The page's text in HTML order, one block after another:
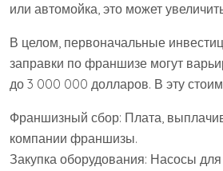
или автомойка, это может
В целом, первоначальные
заправки по франшизе могут
до 3 000 000 долларов. В эту
Франшизный сбор: Плата,
компании франшизы.
Закупка оборудования: Насосы